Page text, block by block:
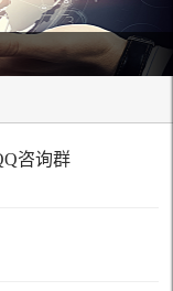
咨询群